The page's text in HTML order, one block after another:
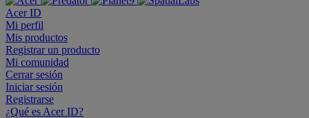
Acer ID
Mi perfil
Mis productos
Registrar un producto
Mi comunidad
Cerrar sesión
Iniciar sesión
Registrarse
¿Qué es Acer ID?